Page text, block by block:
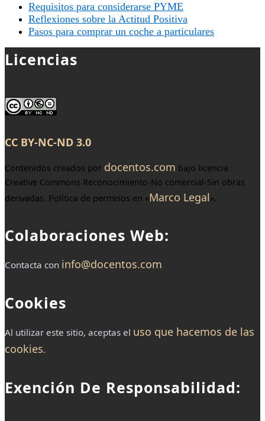
Requisitos para considerarse PYME
Reflexiones sobre la Actitud Positiva
Pasos para comprar un coche a particulares
Licencias
CC BY-NC-ND 3.0
Contenidos creados por docentos.com bajo licencia
Creative Commons Reconocimiento-No comercial-Sin obras
derivadas. Política de permisos en «Marco Legal».
Colaboraciones Web:
Contacta con info@docentos.com
Cookies
Al utilizar este sitio, aceptas el uso que hacemos de las
cookies.
Exención De Responsabilidad: